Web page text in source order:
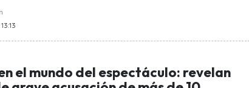
el mundo del espectáculo: revelan